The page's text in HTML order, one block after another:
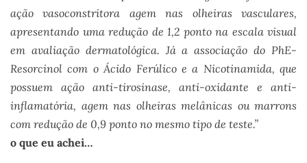
ação vasoconstritora agem nas olheiras vasculares,
apresentando uma redução de 1,2 ponto na escala visual
em avaliação dermatológica. Já a associação do PhE-
Resorcinol com o Ácido Ferúlico e a Nicotinamida, que
possuem ação anti-tirosinase, anti-oxidante e anti-
inflamatória, agem nas olheiras melânicas ou marrons
com redução de 0,9 ponto no mesmo tipo de teste.”
o que eu achei…